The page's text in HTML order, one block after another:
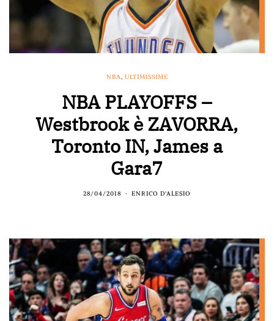
NBA ULTIMISSIME
NBA PLAYOFFS –
Westbrook è ZAVORRA,
Toronto IN, James a
Gara7
28/04/2018 ENRICO D'ALESIO